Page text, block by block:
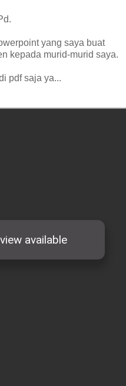
yang saya buat
kepada murid-murid saya.
pdf saja ya...